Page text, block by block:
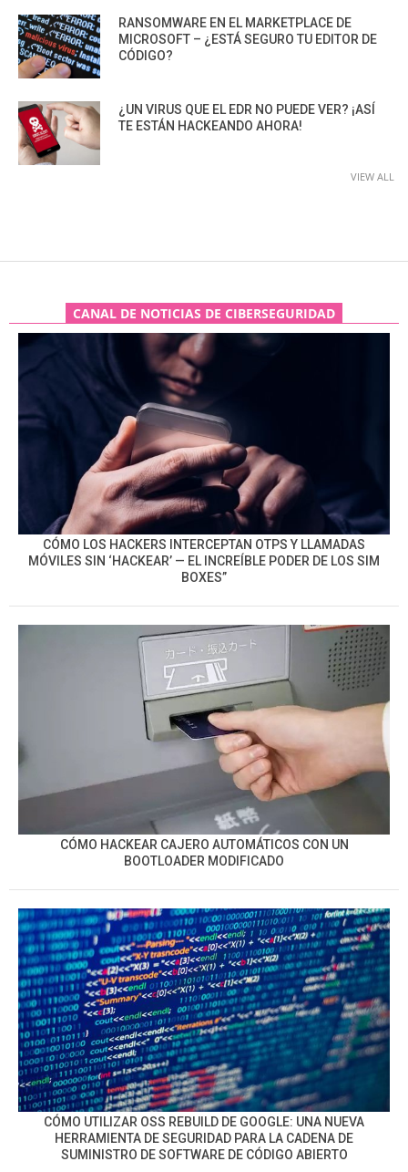
RANSOMWARE EN EL MARKETPLACE DE
MICROSOFT – ¿ESTÁ SEGURO TU EDITOR DE
CÓDIGO?
¿UN VIRUS QUE EL EDR NO PUEDE VER? ¡ASÍ
TE ESTÁN HACKEANDO AHORA!
VIEW ALL
CANAL DE NOTICIAS DE CIBERSEGURIDAD
CÓMO LOS HACKERS INTERCEPTAN OTPS Y LLAMADAS
MÓVILES SIN ‘HACKEAR’ — EL INCREÍBLE PODER DE LOS SIM
BOXES”
CÓMO HACKEAR CAJERO AUTOMÁTICOS CON UN
BOOTLOADER MODIFICADO
CÓMO UTILIZAR OSS REBUILD DE GOOGLE: UNA NUEVA
HERRAMIENTA DE SEGURIDAD PARA LA CADENA DE
SUMINISTRO DE SOFTWARE DE CÓDIGO ABIERTO